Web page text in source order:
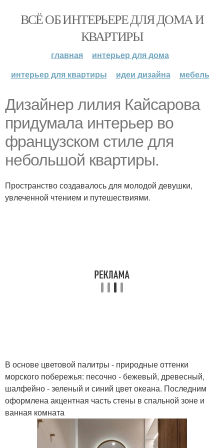
ВСЁ ОБ ИНТЕРЬЕРЕ ДЛЯ ДОМА И
КВАРТИРЫ
главная
интерьер для дома
интерьер для квартиры
идеи дизайна мебель
Дизайнер лилия Кайсарова
придумала интерьер во
французском стиле для
небольшой квартиры.
Пространство создавалось для молодой девушки,
увлеченной чтением и путешествиями.
В основе цветовой палитры - природные оттенки
морского побережья: песочно - бежевый, древесный,
шалфейно - зеленый и синий цвет океана. Последним
оформлена акцентная часть стены в спальной зоне и
ванная комната